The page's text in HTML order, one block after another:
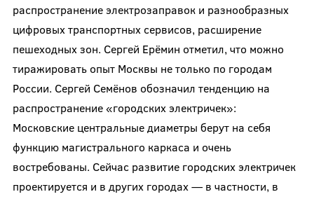
распространение электрозаправок и разнообразных
цифровых транспортных сервисов, расширение
пешеходных зон. Сергей Ерёмин отметил, что можно
тиражировать опыт Москвы не только по городам
России. Сергей Семёнов обозначил тенденцию на
распространение «городских электричек»:
Московские центральные диаметры берут на себя
функцию магистрального каркаса и очень
востребованы. Сейчас развитие городских электричек
проектируется и в других городах — в частности, в